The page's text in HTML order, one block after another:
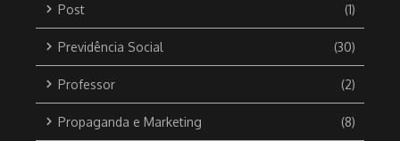
Post (1)
Previdência Social (30)
Professor (2)
Propaganda e Marketing (8)